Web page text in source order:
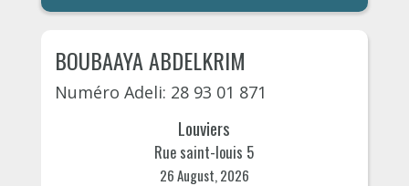
BOUBAAYA ABDELKRIM
Numéro Adeli: 28 93 01 871
Louviers
Rue saint-louis 5
26 August, 2026